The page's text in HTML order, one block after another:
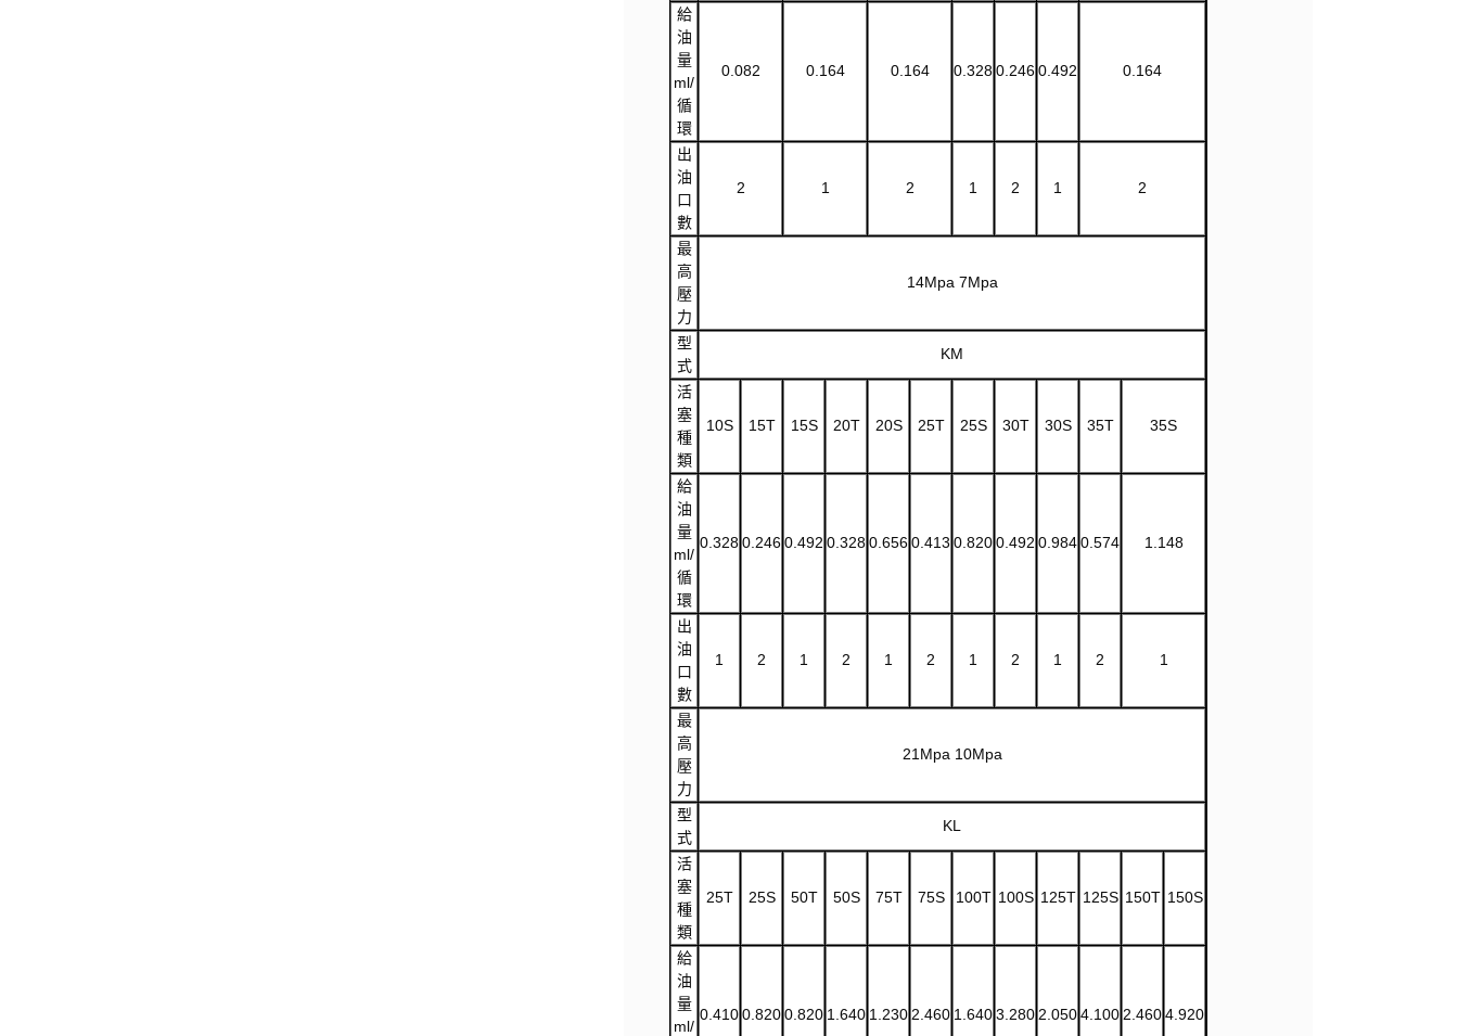
給
油
量
ml/
循
環
0.082 0.164 0.164 0.328 0.246 0.492 0.164
出
油
口
數
2 1 2 1 2 1 2
最
高
壓
力
14Mpa 7Mpa
型
式
KM
活
塞
種
類
10S 15T 15S 20T 20S 25T 25S 30T 30S 35T 35S
給
油
量
ml/
循
環
0.328 0.246 0.492 0.328 0.656 0.413 0.820 0.492 0.984 0.574 1.148
出
油
口
數
1 2 1 2 1 2 1 2 1 2 1
最
高
壓
力
21Mpa 10Mpa
型
式
KL
活
塞
種
類
25T 25S 50T 50S 75T 75S 100T 100S 125T 125S 150T 150S
給
油
量
ml/
0.410 0.820 0.820 1.640 1.230 2.460 1.640 3.280 2.050 4.100 2.460 4.920